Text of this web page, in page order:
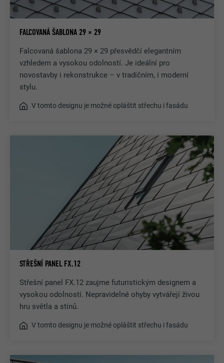
FALCOVANÁ ŠABLONA 29 × 29
Falcovaná šablona 29 × 29 přesvědčí elegantním
vzhledem a vysokou odolností. Je ideální pro
novostavby i rekonstrukce – v tradičním, i moderní
stylu.
V tomto designu je možné opláštit střechu i fasádu
STŘEŠNÍ PANEL FX.12
Střešní panel FX.12 zaujme futuristickým designem a
vysokou odolností. Nepravidelné ohyby vytvářejí živou
hru světla a stínů.
V tomto designu je možné opláštit střechu i fasádu